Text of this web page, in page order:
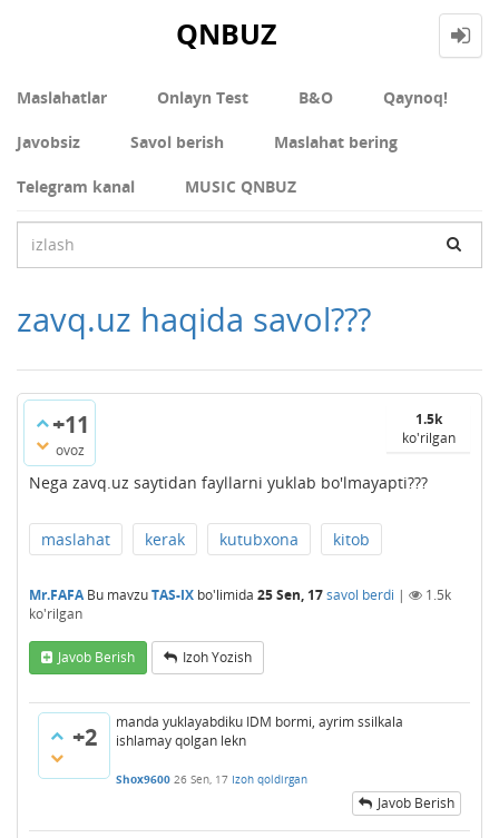
QNBUZ
Maslahatlar Onlayn Test В&О Qaynoq!
Javobsiz Savol berish Maslahat bering
Telegram kanal MUSIC QNBUZ
zavq.uz haqida savol???
+11
ovoz
1.5k
ko'rilgan
Nega zavq.uz saytidan fayllarni yuklab bo'lmayapti???
maslahat kerak kutubxona kitob
Mr.FAFA Bu mavzuTAS-IX bo'limida 25 Sen, 17savol berdi |
1.5k
ko'rilgan
Javob Berish Izoh Yozish
+2
manda yuklayabdiku IDM bormi, ayrim ssilkala
ishlamay qolgan lekn
Shox9600 26 Sen, 17 Izoh qoldirgan
Javob Berish